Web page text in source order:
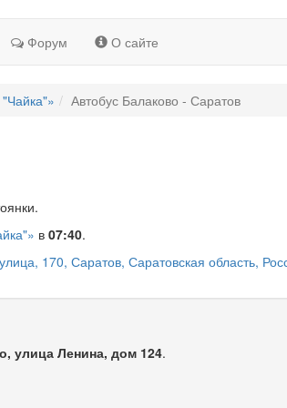
Форум О сайте
Автобус Балаково - Саратов
в 07:40.
170, Саратов, Саратовская область,
улица Ленина, дом 124.